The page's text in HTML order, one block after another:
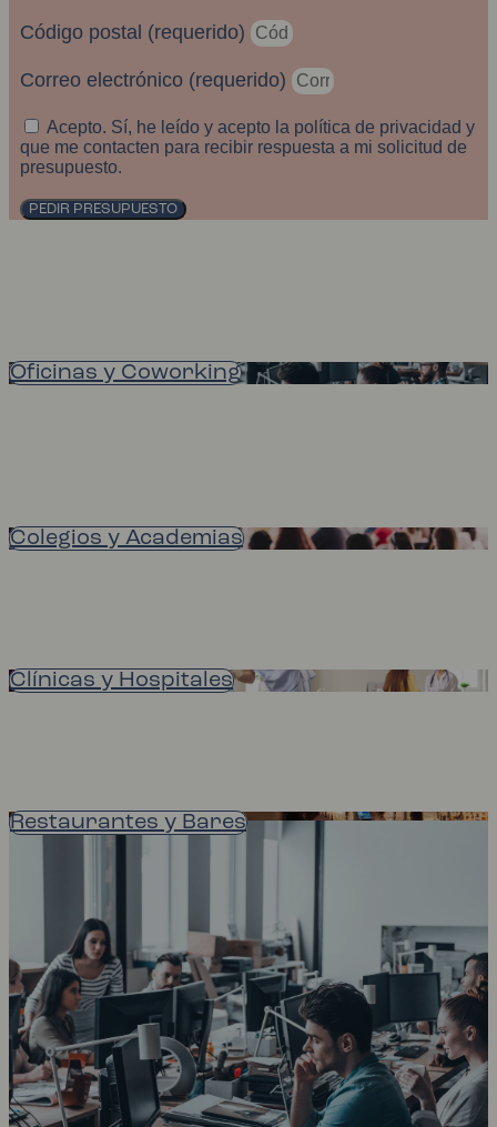
Código postal (requerido)
Correo electrónico (requerido)
Acepto. Sí, he leído y acepto la política de privacidad y
que me contacten para recibir respuesta a mi solicitud de
presupuesto.
PEDIR PRESUPUESTO
Oficinas y Coworking
Colegios y Academias
Clínicas y Hospitales
Restaurantes y Bares